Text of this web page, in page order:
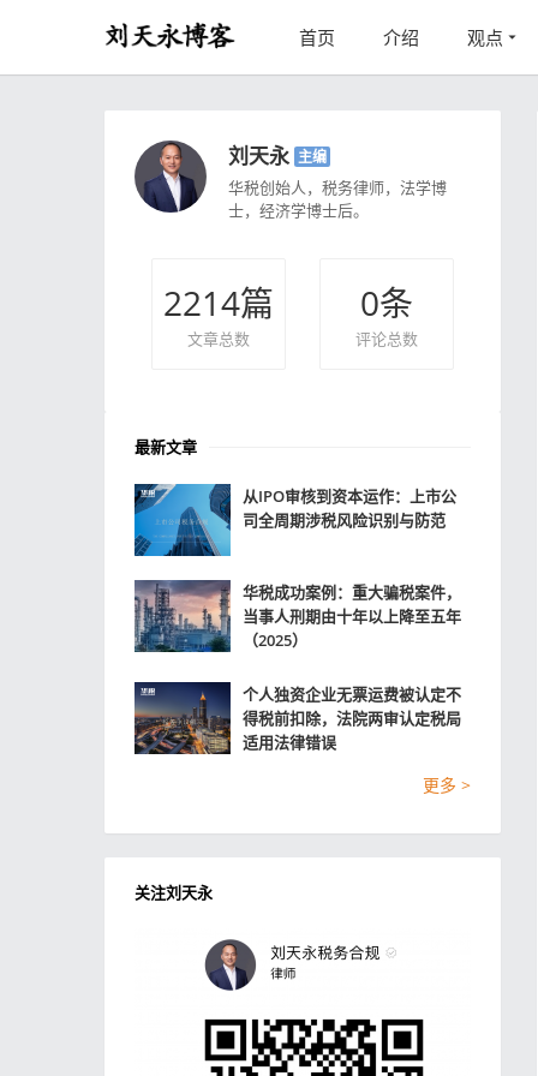
首页 介绍 观点
刘天永 主编
华税创始人，税务律师，法学博
士，经济学博士后。
2214篇
文章总数
0条
评论总数
最新文章
从IPO审核到资本运作：上市公
司全周期涉税风险识别与防范
华税成功案例：重大骗税案件，
当事人刑期由十年以上降至五年
（2025）
个人独资企业无票运费被认定不
得税前扣除，法院两审认定税局
适用法律错误
更多 >
关注刘天永